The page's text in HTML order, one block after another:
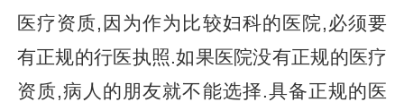
医疗资质,因为作为比较妇科的医院,必须要
有正规的行医执照.如果医院没有正规的医疗
资质,病人的朋友就不能选择.具备正规的医